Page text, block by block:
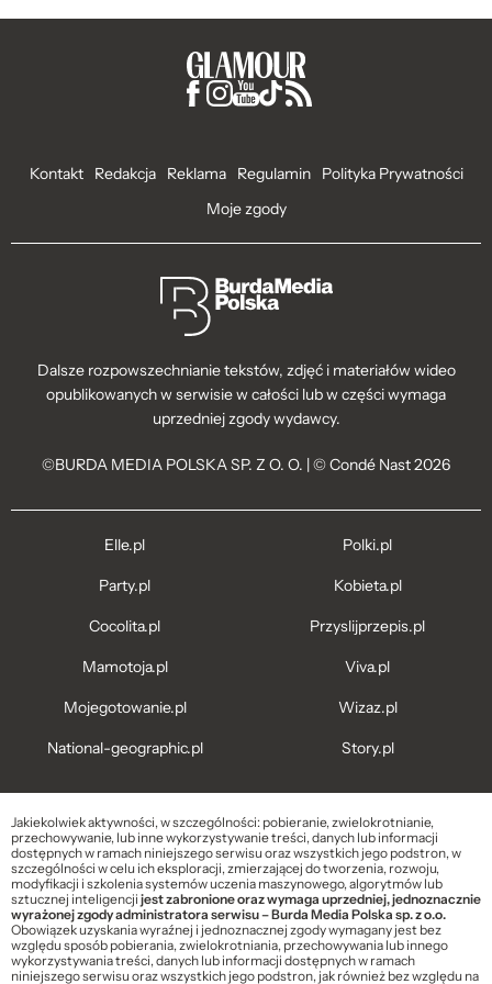
Kontakt Redakcja Reklama Regulamin
Polityka Prywatności
Moje zgody
Dalsze rozpowszechnianie tekstów, zdjęć i materiałów wideo
opublikowanych w serwisie w całości lub w części wymaga
uprzedniej zgody wydawcy.
©BURDA MEDIA POLSKA SP. Z O. O. | © Condé Nast 2026
Elle.pl
Party.pl
Cocolita.pl
Mamotoja.pl
Mojegotowanie.pl
National-geographic.pl
Polki.pl
Kobieta.pl
Przyslijprzepis.pl
Viva.pl
Wizaz.pl
Story.pl
Jakiekolwiek aktywności, w szczególności: pobieranie, zwielokrotnianie,
przechowywanie, lub inne wykorzystywanie treści, danych lub informacji
dostępnych w ramach niniejszego serwisu oraz wszystkich jego podstron, w
szczególności w celu ich eksploracji, zmierzającej do tworzenia, rozwoju,
modyfikacji i szkolenia systemów uczenia maszynowego, algorytmów lub
sztucznej inteligencjijest zabronione oraz wymaga uprzedniej, jednoznacznie
wyrażonej zgody administratora serwisu – Burda Media Polska sp. z o.o.
Obowiązek uzyskania wyraźnej i jednoznacznej zgody wymagany jest bez
względu sposób pobierania, zwielokrotniania, przechowywania lub innego
wykorzystywania treści, danych lub informacji dostępnych w ramach
niniejszego serwisu oraz wszystkich jego podstron, jak również bez względu na